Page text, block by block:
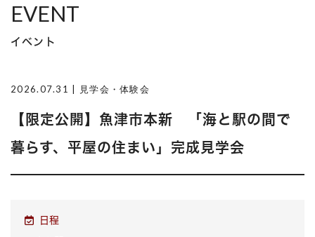
EVENT
イベント
2026.07.31 | 見学会・体験会
【限定公開】魚津市本新 「海と駅の間で
暮らす、平屋の住まい」完成見学会
日程